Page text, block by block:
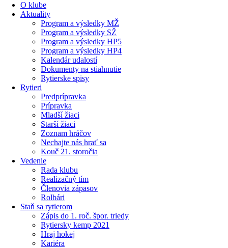
O klube
Aktuality
Program a výsledky MŽ
Program a výsledky SŽ
Program a výsledky HP5
Program a výsledky HP4
Kalendár udalostí
Dokumenty na stiahnutie
Rytierske spisy
Rytieri
Predprípravka
Prípravka
Mladší žiaci
Starší žiaci
Zoznam hráčov
Nechajte nás hrať sa
Kouč 21. storočia
Vedenie
Rada klubu
Realizačný tím
Členovia zápasov
Rolbári
Staň sa rytierom
Zápis do 1. roč. špor. triedy
Rytiersky kemp 2021
Hraj hokej
Kariéra